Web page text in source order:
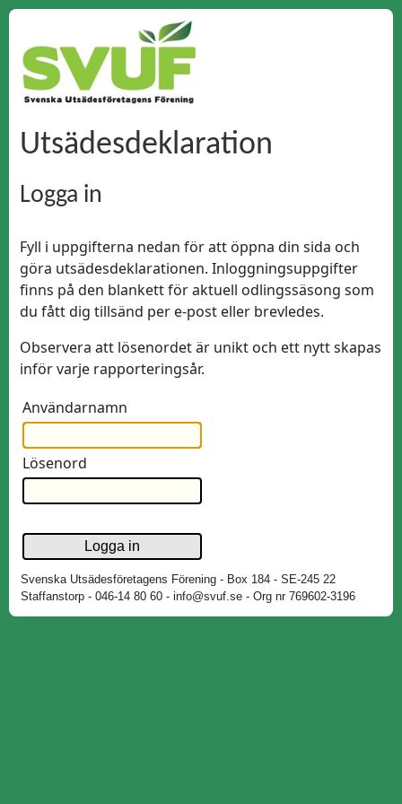
Utsädesdeklaration
Logga in
Fyll i uppgifterna nedan för att öppna din sida och
göra utsädesdeklarationen. Inloggningsuppgifter
finns på den blankett för aktuell odlingssäsong som
du fått dig tillsänd per e-post eller brevledes.
Observera att lösenordet är unikt och ett nytt skapas
inför varje rapporteringsår.
Användarnamn
Lösenord
Svenska Utsädesföretagens Förening - Box 184 - SE-245 22
Staffanstorp - 046-14 80 60 - info@svuf.se - Org nr 769602-3196